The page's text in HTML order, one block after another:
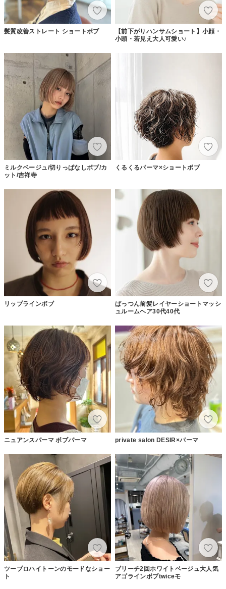
髪質改善ストレート ショートボブ
【前下がりハンサムショート】小顔・
小頭・若見え大人可愛い♪
ミルクベージュ/切りっぱなしボブ/カ
ット/吉祥寺
くるくるパーマ×ショートボブ
リップラインボブ
ぱっつん前髪レイヤーショートマッシ
ュルームヘア30代40代
ニュアンスパーマ ボブパーマ private salon DESIR×パーマ
ツーブロハイトーンのモードなショー
ト
ブリーチ2回ホワイトベージュ大人気
アゴラインボブtwiceモ